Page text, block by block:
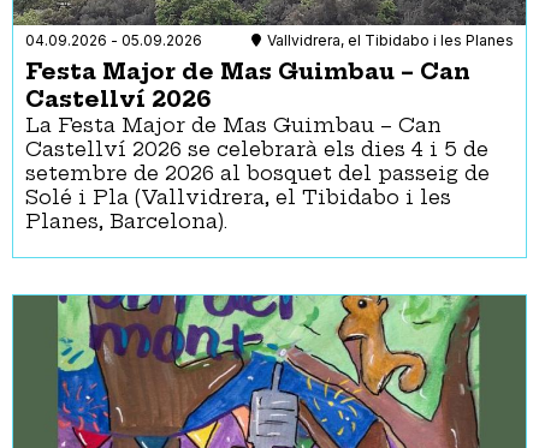
Espiritualitat
Feminismes
Gent Gran
Història
Interculturalitat
LGTBQIA+
Literatura
Música
Natura
Pensament
Sant Jordi
Sensibilització
Per a dones
Tipologies
Activitat al carrer
Districtes
Ciutat Vella
04.09.2026 - 05.09.2026 Vallvidrera, el Tibidabo i les Planes
Festa Major de Mas Guimbau – Can
Castellví 2026
La Festa Major de Mas Guimbau – Can
Castellví 2026 se celebrarà els dies 4 i 5 de
setembre de 2026 al bosquet del passeig de
Solé i Pla (Vallvidrera, el Tibidabo i les
Planes, Barcelona).